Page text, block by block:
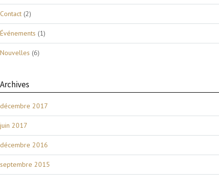
Contact (2)
Événements (1)
Nouvelles (6)
Archives
décembre 2017
juin 2017
décembre 2016
septembre 2015